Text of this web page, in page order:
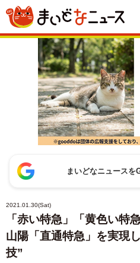
まいどなニュース
2021.01.30(Sat)
「赤い特急」「黄色い特
山陽「直通特急」を実現
技”